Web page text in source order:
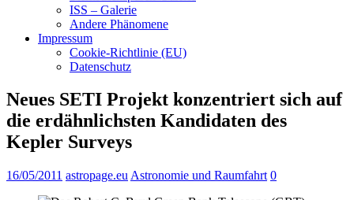
ISS – Galerie
Andere Phänomene
Impressum
Cookie-Richtlinie (EU)
Datenschutz
Neues SETI Projekt konzentriert sich auf
die erdähnlichsten Kandidaten des
Kepler Surveys
16/05/2011 astropage.eu Astronomie und Raumfahrt 0